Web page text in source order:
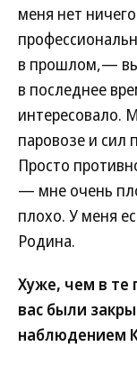
меня нет
в прошлом,—
в последнее
интересовало.
паровозе и сил
Просто
— мне очень
плохо. У меня
Родина.
Хуже, чем в те
вас были
наблюдением